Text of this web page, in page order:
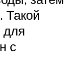
Такой
для
с